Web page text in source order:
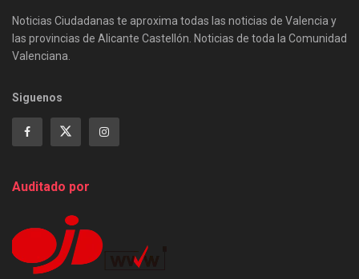
Noticias Ciudadanas te aproxima todas las noticias de Valencia y
las provincias de Alicante Castellón. Noticias de toda la Comunidad
Valenciana.
Siguenos
Auditado por